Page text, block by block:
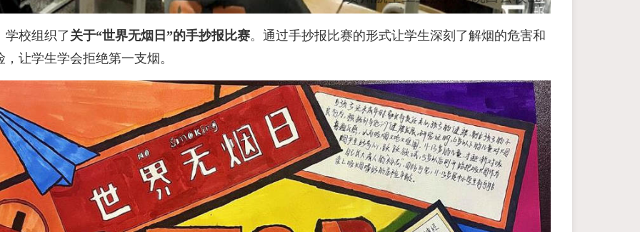
学校组织了关于“世界无烟日”的手抄报比赛。通过手抄报比赛的形式让学生深刻了解烟的危害和
，让学生学会拒绝第一支烟。